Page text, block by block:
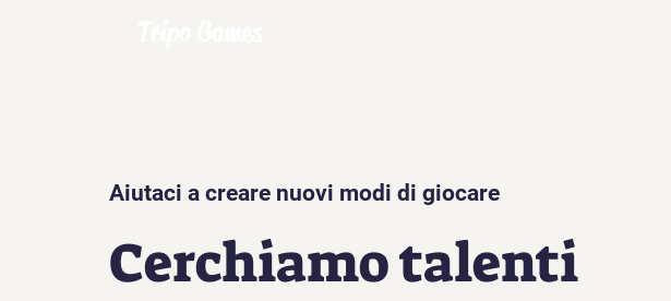
Aiutaci a creare nuovi modi di giocare
Cerchiamo talenti